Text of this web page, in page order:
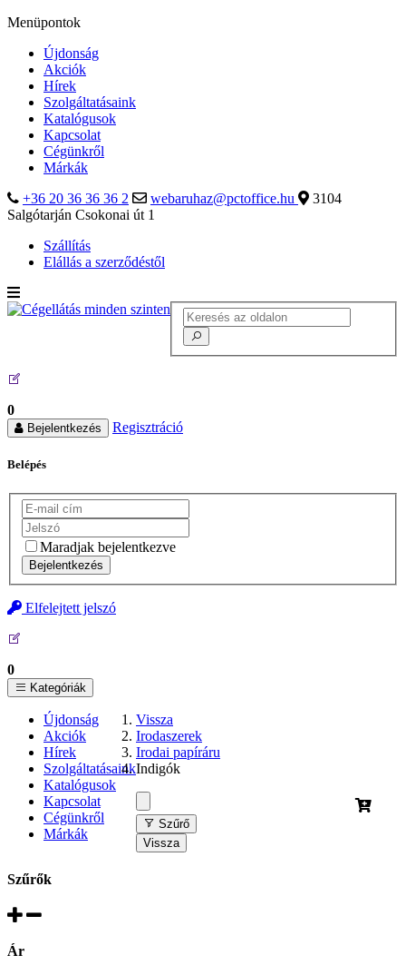
Menüpontok
Újdonság
Akciók
Hírek
Szolgáltatásaink
Katalógusok
Kapcsolat
Cégünkről
Márkák
+36 20 36 36 36 2
webaruhaz@pctoffice.hu
3104
Salgótarján Csokonai út 1
Szállítás
Elállás a szerződéstől
0
Bejelentkezés Regisztráció
Belépés
Maradjak bejelentkezve
Bejelentkezés
Elfelejtett jelszó
0
Kategóriák
Újdonság
Akciók
Hírek
Szolgáltatásaink
Katalógusok
Kapcsolat
Cégünkről
Márkák
Vissza
Irodaszerek
Irodai papíráru
Indigók
Szűrő
Vissza
Szűrők
Ár